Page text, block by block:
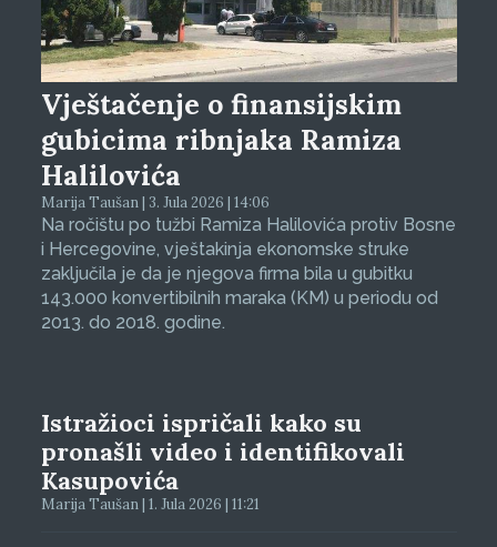
Vještačenje o finansijskim
gubicima ribnjaka Ramiza
Halilovića
Marija Taušan | 3. Jula 2026 | 14:06
Na ročištu po tužbi Ramiza Halilovića protiv Bosne
i Hercegovine, vještakinja ekonomske struke
zaključila je da je njegova firma bila u gubitku
143.000 konvertibilnih maraka (KM) u periodu od
2013. do 2018. godine.
Istražioci ispričali kako su
pronašli video i identifikovali
Kasupovića
Marija Taušan | 1. Jula 2026 | 11:21